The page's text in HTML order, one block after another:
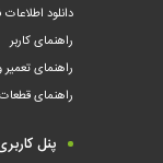
دانلود
راهنمای کاربر
راهنمای
راهنمای
پنل